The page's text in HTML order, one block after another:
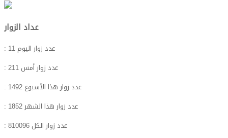
عداد الزوار
: عدد زوار اليوم11
: عدد زوار أمس 211
: عدد زوار هذا الأسبوع 1492
: عدد زوار هذا الشهر1852
: عدد زوار الكل 810096